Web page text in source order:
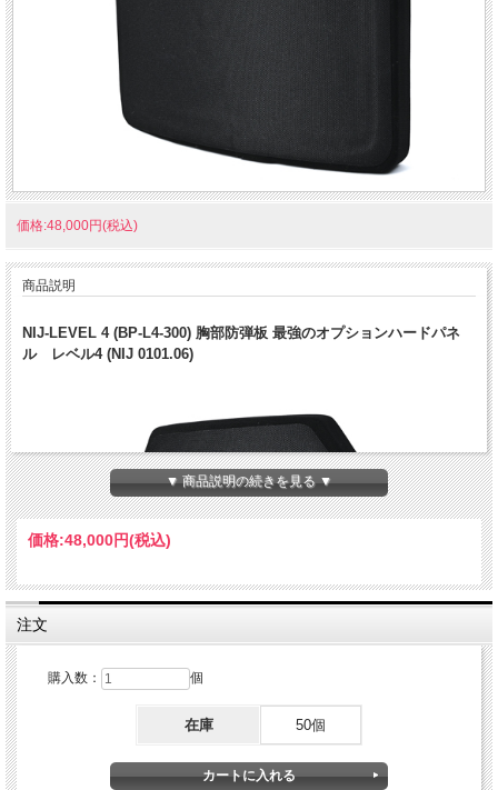
価格:48,000円(税込)
商品説明
NIJ-LEVEL 4 (BP-L4-300) 胸部防弾板 最強のオプションハードパネ
ル レベル4 (NIJ 0101.06)
▼ 商品説明の続きを見る ▼
価格:48,000円(税込)
注文
購入数： 個
在庫 50個